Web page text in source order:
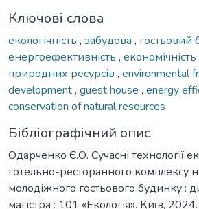
Ключові слова
екологічність , забудова , гостьовий
енергоефективність , економічність
природних ресурсів , environmental
development, guest house , energy
conservation of natural resources
Бібліографічний опис
Одарченко Є.О. Сучасні технології
готельно-ресторанного комплексу
молодіжного гостьового будинку :
магістра : 101 «Екологія». Київ,